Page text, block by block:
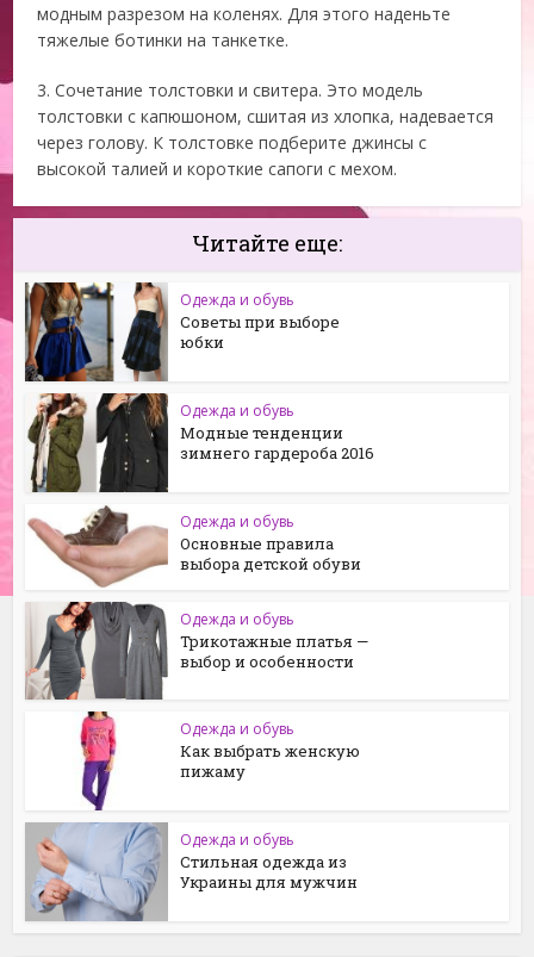
модным разрезом на коленях. Для этого наденьте
тяжелые ботинки на танкетке.
3. Сочетание толстовки и свитера. Это модель
толстовки с капюшоном, сшитая из хлопка, надевается
через голову. К толстовке подберите джинсы с
высокой талией и короткие сапоги с мехом.
Читайте еще:
Одежда и обувь
Советы при выборе
юбки
Одежда и обувь
Модные тенденции
зимнего гардероба 2016
Одежда и обувь
Основные правила
выбора детской обуви
Одежда и обувь
Трикотажные платья —
выбор и особенности
Одежда и обувь
Как выбрать женскую
пижаму
Одежда и обувь
Стильная одежда из
Украины для мужчин